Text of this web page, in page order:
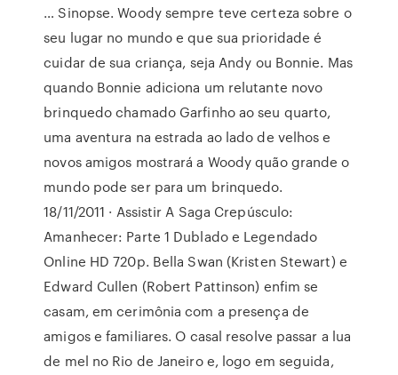
… Sinopse. Woody sempre teve certeza sobre o
seu lugar no mundo e que sua prioridade é
cuidar de sua criança, seja Andy ou Bonnie. Mas
quando Bonnie adiciona um relutante novo
brinquedo chamado Garfinho ao seu quarto,
uma aventura na estrada ao lado de velhos e
novos amigos mostrará a Woody quão grande o
mundo pode ser para um brinquedo.
18/11/2011 · Assistir A Saga Crepúsculo:
Amanhecer: Parte 1 Dublado e Legendado
Online HD 720p. Bella Swan (Kristen Stewart) e
Edward Cullen (Robert Pattinson) enfim se
casam, em cerimônia com a presença de
amigos e familiares. O casal resolve passar a lua
de mel no Rio de Janeiro e, logo em seguida,